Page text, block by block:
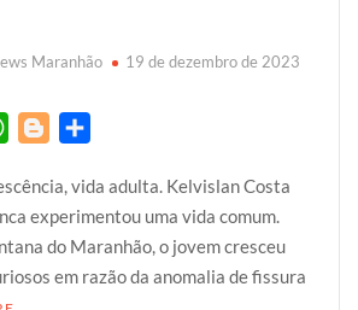
Maranhão 19 de dezembro de 2023
W
a
t
s
A
o
g
g
e
a
r
e
vida adulta. Kelvislan Costa
experimentou uma vida comum.
do Maranhão, o jovem cresceu
em razão da anomalia de fissura